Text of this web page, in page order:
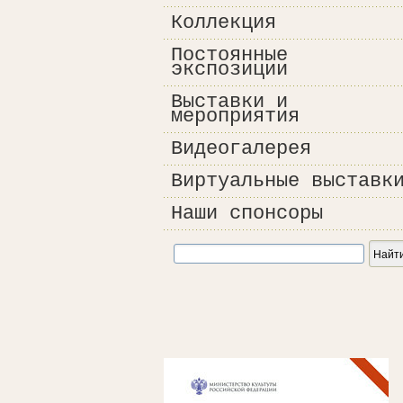
Коллекция
Постоянные
экспозиции
Выставки и
мероприятия
Видеогалерея
Виртуальные
Наши спонсоры